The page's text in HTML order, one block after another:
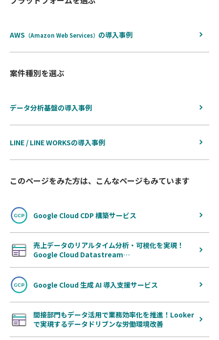
AWS （Amazon Web Services） の導入事例
案件種別を選ぶ
データ分析基盤の導入事例
LINE / LINE WORKSの導入事例
このページをみた方は、こんなページもみています
Google Cloud CDP 構築サービス
売上データのリアルタイム分析・可視化を実現！
Google Cloud Datastream…
Google Cloud 生成 AI 導入支援サービス
間接部門もデータ活用で業務効率化を推進！Looker
で実現するデータドリブンな労働環境改善